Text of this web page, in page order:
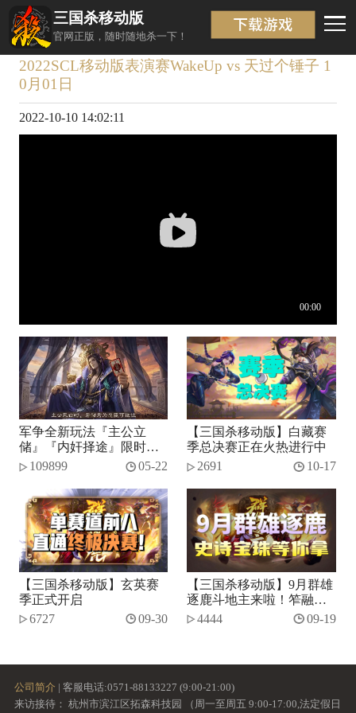
三国杀移动版
官网正版，随时随地杀一下！
返回
2022SCL移动版表演赛WakeUp vs 天过个锤子 1
0月01日
2022-10-10 14:02:11
军争全新玩法『主公立
储』『内奸择途』限时开
启！109899 05-22
【三国杀移动版】白藏赛
季总决赛正在火热进行中
2691
10-17
【三国杀移动版】玄英赛
季正式开启
6727
09-30
【三国杀移动版】9月群雄
逐鹿斗地主来啦！笮融、
势张燕加入将池~
4444 09-19
公司简介 | 客服电话:0571-88133227 (9:00-21:00)
来访接待： 杭州市滨江区拓森科技园 （周一至周五 9:00-17:00,法定假日